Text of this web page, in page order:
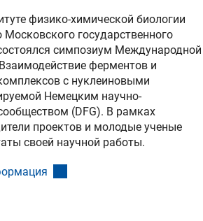
физико-химической биологии
государственного
симпозиум Международной
ферментов и
с нуклеиновыми
Немецким научно-
(DFG). В рамках
проектов и молодые ученые
своей научной работы.